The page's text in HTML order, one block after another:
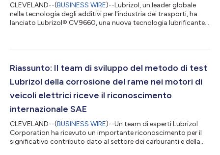
CLEVELAND--(BUSINESS WIRE)--Lubrizol, un leader globale
nella tecnologia degli additivi per l'industria dei trasporti, ha
lanciato Lubrizol® CV9660, una nuova tecnologia lubrificante
profili di viscosità. Formulato per rispondere alla domanda
Lubrizol® CV9660 dimostra una profonda comprensione delle
Riassunto: Il team di sviluppo del metodo di test
Lubrizol della corrosione del rame nei motori di
veicoli elettrici riceve il riconoscimento
internazionale SAE
CLEVELAND--(BUSINESS WIRE)--Un team di esperti Lubrizol
Corporation ha ricevuto un importante riconoscimento per il
significativo contributo dato al settore dei carburanti e della